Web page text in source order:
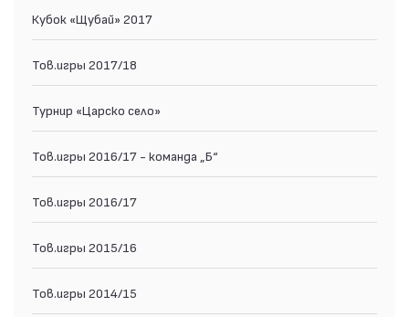
Кубок «Щубай» 2017
Тов.игры 2017/18
Турнир «Царско село»
Тов.игры 2016/17 - команда „Б“
Тов.игры 2016/17
Тов.игры 2015/16
Тов.игры 2014/15